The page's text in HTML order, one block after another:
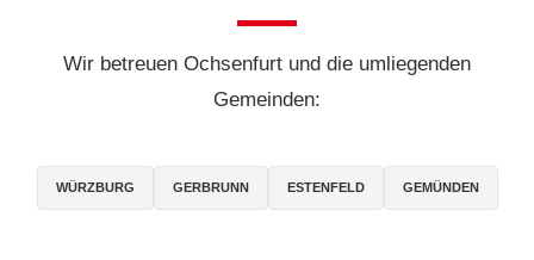
Wir betreuen Ochsenfurt und die umliegenden
Gemeinden:
WÜRZBURG GERBRUNN ESTENFELD GEMÜNDEN